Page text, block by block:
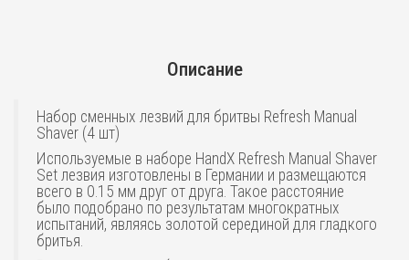
Описание
Набор сменных лезвий для бритвы Refresh Manual
Shaver (4 шт)
Используемые в наборе HandX Refresh Manual Shaver
Set лезвия изготовлены в Германии и размещаются
всего в 0.15 мм друг от друга. Такое расстояние
было подобрано по результатам многократных
испытаний, являясь золотой серединой для гладкого
бритья.